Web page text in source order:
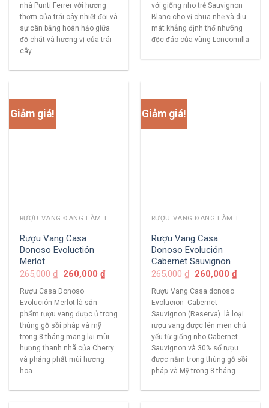
nhà Punti Ferrer với hương
thơm của trái cây nhiệt đới và
sự cân bằng hoàn hảo giữa
độ chát và hương vị của trái
cây
với giống nho trẻ Sauvignon
Blanc cho vị chua nhẹ và dịu
mát khẳng định thổ nhưỡng
độc đáo của vùng Loncomilla
Giảm giá!
RƯỢU VANG ĐANG LÀM THỊ TRƯỜNG
Rượu Vang Casa
Donoso Evoluctión
Merlot
265,000₫ 260,000₫
Rượu Casa Donoso
Evolución Merlot là sản
phẩm rượu vang được ủ trong
thùng gỗ sồi pháp và mỹ
trong 8 tháng mang lại mùi
hương thanh nhã của Cherry
và phảng phất mùi hương
hoa
Giảm giá!
RƯỢU VANG ĐANG LÀM THỊ TRƯỜNG
Rượu Vang Casa
Donoso Evolución
Cabernet Sauvignon
265,000₫ 260,000₫
Rượu Vang Casa donoso
Evolucion Cabernet
Sauvignon (Reserva) là loại
rượu vang được lên men chủ
yếu từ giống nho Cabernet
Sauvignon và 30% số rượu
được nằm trong thùng gỗ sồi
pháp và Mỹ trong 8 tháng